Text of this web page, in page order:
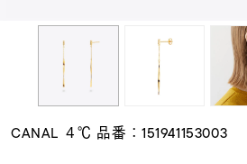
モチーフ
CANAL ４℃ 品番：151941153003